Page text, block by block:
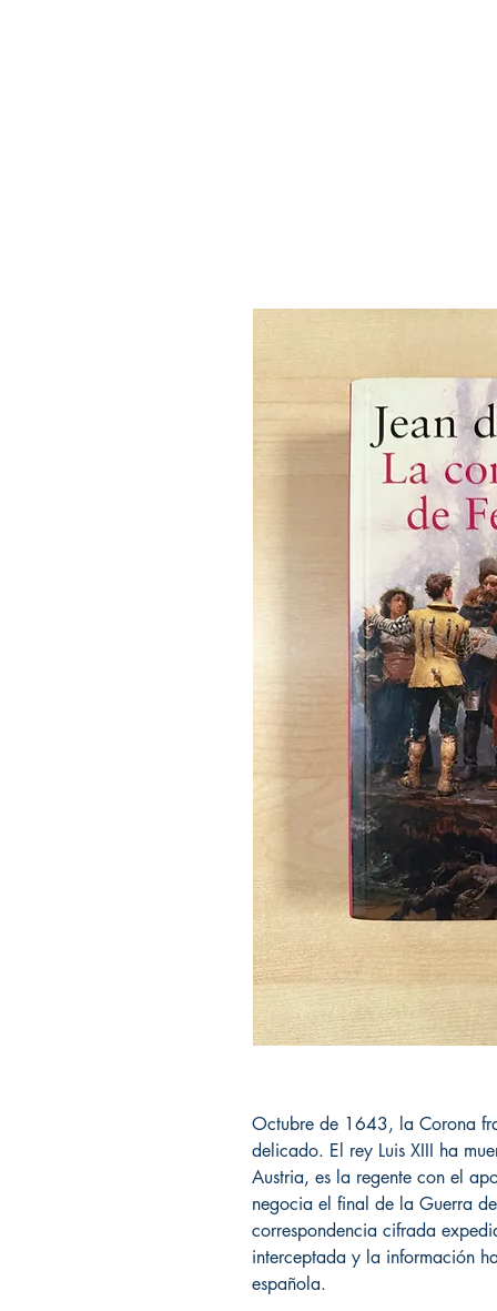
Octubre de 1643, la Corona
delicado. El rey Luis XIII ha
Austria, es la regente con el
negocia el final de la Guerra
correspondencia cifrada
interceptada y la información
española.